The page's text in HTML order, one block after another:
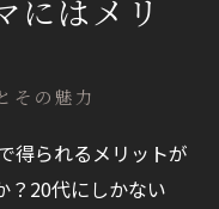
イラルパーマ
スパーマ
のツイストパー
ルウェーブ
その魅力
にはメリ
得られるメリットが
？20代にしかない